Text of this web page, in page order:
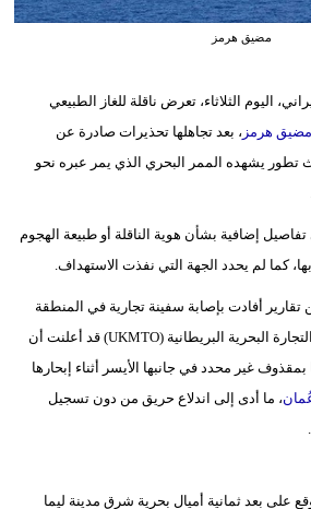
مرأة
وتكنولوجيا
أبراج
فيديو
سيارات
مضيق هرمز
اليوم الثلاثاء، تعرض ناقلة للغاز الطبيعي
مضيق هرمز ، بعد تجاهلها تحذيرات صادرة عن
تطور يشهده الممر البحري الذي يمر عبره نحو
تفاصيل إضافية بشأن هوية الناقلة أو طبيعة الهجوم
كما لم يحدد الجهة التي نفذت الاستهداف.
تقارير أفادت بإصابة سفينة تجارية في المنطقة
نفسها. وكانت هيئة عمليات التجارة البحرية البريطانية (UKMTO) قد أعلنت أن
غير محدد في جانبها الأيسر أثناء إبحارها
، ما أدى إلى اندلاع حريق من دون تسجيل
على بعد ثمانية أميال بحرية شرق مدينة ليما